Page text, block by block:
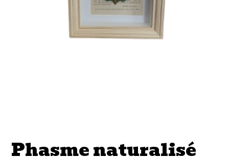
Phasme naturalisé